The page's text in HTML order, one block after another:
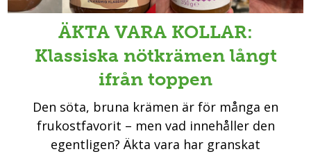
ÄKTA VARA KOLLAR:
Klassiska nötkrämen långt
ifrån toppen
Den söta, bruna krämen är för många en
frukostfavorit – men vad innehåller den
egentligen? Äkta vara har granskat